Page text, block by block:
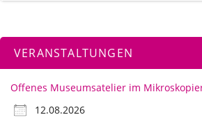
VERANSTALTUNGEN
Offenes Museumsatelier im
12.08.2026